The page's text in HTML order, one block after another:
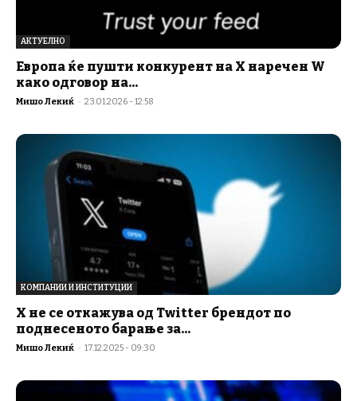
АКТУЕЛНО
Европа ќе пушти конкурент на X наречен W
како одговор на...
Мишо Лекиќ - 23.01.2026 - 12:58
КОМПАНИИ И ИНСТИТУЦИИ
X не се откажува од Twitter брендот по
поднесеното барање за...
Мишо Лекиќ - 17.12.2025 - 09:30